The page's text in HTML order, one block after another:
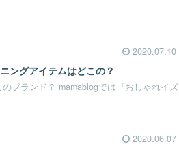
2020.07.10
ングアイテムはどこの？
ブランド？ mamablogでは『おしゃれイズ
2020.06.07